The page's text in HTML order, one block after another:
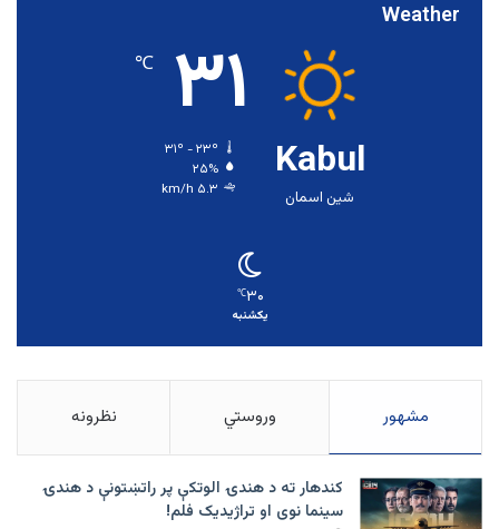
Weather
Kabul
شین اسمان
۳۱ ℃
۲۵%
۵.۳ km/h
۳۰℃
یکشنبه
مشهور وروستي نظرونه
کندهار ته د هندۍ الوتکې پر راتښتونې د هندۍ
سینما نوی او تراژيديک فلم!